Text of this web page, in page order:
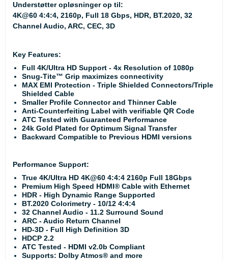
Understøtter opløsninger op til:
4K@60 4:4:4, 2160p, Full 18 Gbps, HDR, BT.2020, 32
Channel Audio, ARC, CEC, 3D
Key Features:
Full 4K/Ultra HD Support - 4x Resolution of 1080p
Snug-Tite™ Grip maximizes connectivity
MAX EMI Protection - Triple Shielded Connectors/Triple
Shielded Cable
Smaller Profile Connector and Thinner Cable
Anti-Counterfeiting Label with verifiable QR Code
ATC Tested with Guaranteed Performance
24k Gold Plated for Optimum Signal Transfer
Backward Compatible to Previous HDMI versions
Performance Support:
True 4K/Ultra HD 4K@60 4:4:4 2160p Full 18Gbps
Premium High Speed HDMI® Cable with Ethernet
HDR - High Dynamic Range Supported
BT.2020 Colorimetry - 10/12 4:4:4
32 Channel Audio - 11.2 Surround Sound
ARC - Audio Return Channel
HD-3D - Full High Definition 3D
HDCP 2.2
ATC Tested - HDMI v2.0b Compliant
Supports: Dolby Atmos® and more